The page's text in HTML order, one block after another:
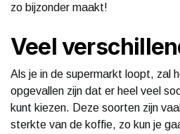
zo bijzonder maakt!
Veel
Als je in de supermarkt loopt, zal
opgevallen zijn dat er heel veel
kunt kiezen. Deze soorten zijn
sterkte van de koffie, zo kun je